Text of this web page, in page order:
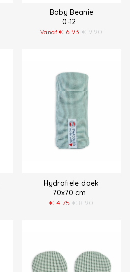
Baby Beanie
0-12
Vanaf€ 6.93 € 9.90
Hydrofiele doek
70x70 cm
€ 4.75 € 8.90